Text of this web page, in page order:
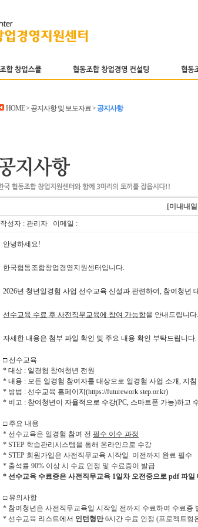
HOME > 공지사항 및 보도자료 > 공지사항
[미내내
작성자 : 관리자 이메일 :
안녕하세요!
한국협동조합창업경영지원센터입니다.
2026년 청년일경험 사업 선수교육 신설과 관련하여, 참여청년
선수교육 수료 후 사전직무교육에 참여 가능함을 안내드립니다.
자세한 내용은 첨부 파일 확인 및 주요 내용 확인 부탁드립니다.
□ 선수교육
* 대상 : 일경험 참여청년 전원
* 내용 : 모든 일경험 참여자를 대상으로 일경험 사업 소개, 지
* 방법 : 선수교육 홈페이지(https://futurework.step.or.kr)
* 비고 : 참여청년이 자율적으로 수강(PC, 스마트폰 가능)하고
□ 주요 내용
* 선수교육은 일경험 참여 전 필수 이수 과정
* STEP 학습관리시스템을 통해 온라인으로 수강
* STEP 회원가입은 사전직무교육 시작일 이전까지 완료 필수
* 출석률 90% 이상 시 수료 인정 및 수료증이 발급
* 선수교육 수료증은 사전직무교육 1일차 오전중으로 pdf 파일
□ 유의사항
* 참여청년은 사전직무교육일 시작일 전까지 수료하여 수료증
* 선수교육 리스트에서 인턴형만6시간 수료 인정 (프로젝트형